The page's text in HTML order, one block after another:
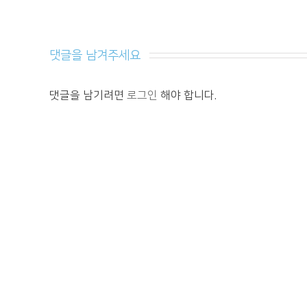
댓글을 남겨주세요
댓글을 남기려면 로그인 해야 합니다.